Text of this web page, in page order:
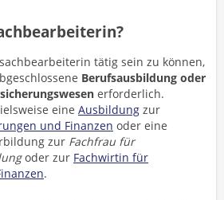
tätig sein zu können,
Berufsausbildung oder
erforderlich.
eine Ausbildung zur
und Finanzen oder eine
zur Fachfrau für
oder zur Fachwirtin für
.